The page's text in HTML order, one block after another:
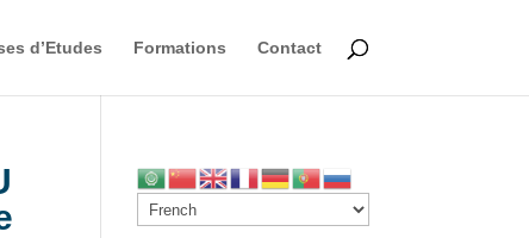
d’Etudes Formations Contact